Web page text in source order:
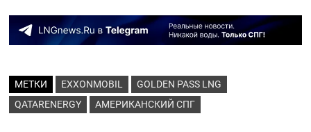
МЕТКИ EXXONMOBIL
GOLDEN PASS LNG
QATARENERGY
АМЕРИКАНСКИЙ СПГ